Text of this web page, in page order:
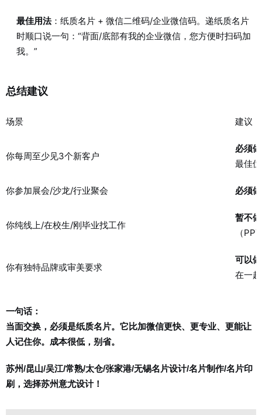
最佳用法：纸质名片 + 微信二维码/企业微信码。递纸质名片
时顺口说一句：“背面/底部有我的企业微信，您方便时扫码加
我。”
总结建议
场景 建议
你每周至少见3个新客户
必须
最佳
你参加展会/沙龙/行业聚会 必须做
你纯线上/在校生/刚毕业找工作
暂不做
（
你有独特品牌或审美要求
可以
在一
一句话：
当面交换，必须是纸质名片。它比加微信更快、更专业、更能让
人记住你。成本很低，别省。
苏州/昆山/吴江/常熟/太仓/张家港/无锡名片设计/名片制作/名片印
刷，选择苏州意尤设计！